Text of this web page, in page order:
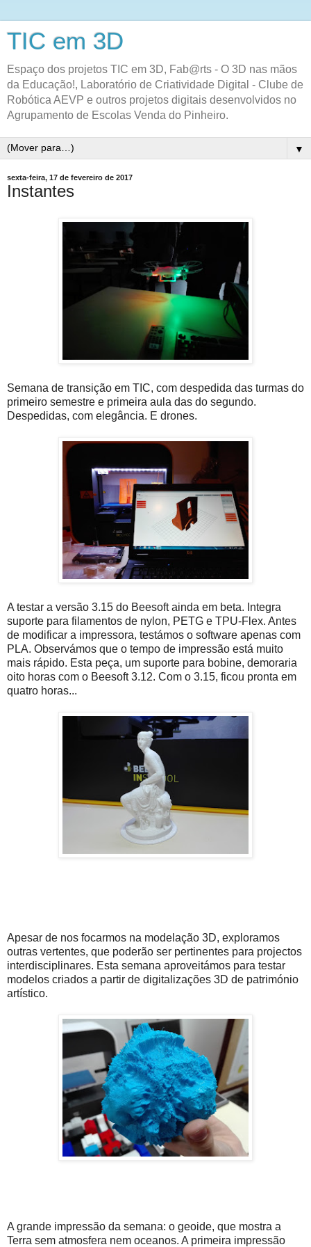
TIC em 3D
Espaço dos projetos TIC em 3D, Fab@rts - O 3D nas mãos
da Educação!, Laboratório de Criatividade Digital - Clube de
Robótica AEVP e outros projetos digitais desenvolvidos no
Agrupamento de Escolas Venda do Pinheiro.
▼
sexta-feira, 17 de fevereiro de 2017
Instantes
Semana de transição em TIC, com despedida das turmas do
primeiro semestre e primeira aula das do segundo.
Despedidas, com elegância. E drones.
A testar a versão 3.15 do Beesoft ainda em beta. Integra
suporte para filamentos de nylon, PETG e TPU-Flex. Antes
de modificar a impressora, testámos o software apenas com
PLA. Observámos que o tempo de impressão está muito
mais rápido. Esta peça, um suporte para bobine, demoraria
oito horas com o Beesoft 3.12. Com o 3.15, ficou pronta em
quatro horas...
Apesar de nos focarmos na modelação 3D, exploramos
outras vertentes, que poderão ser pertinentes para projectos
interdisciplinares. Esta semana aproveitámos para testar
modelos criados a partir de digitalizações 3D de património
artístico.
A grande impressão da semana: o geoide, que mostra a
Terra sem atmosfera nem oceanos. A primeira impressão